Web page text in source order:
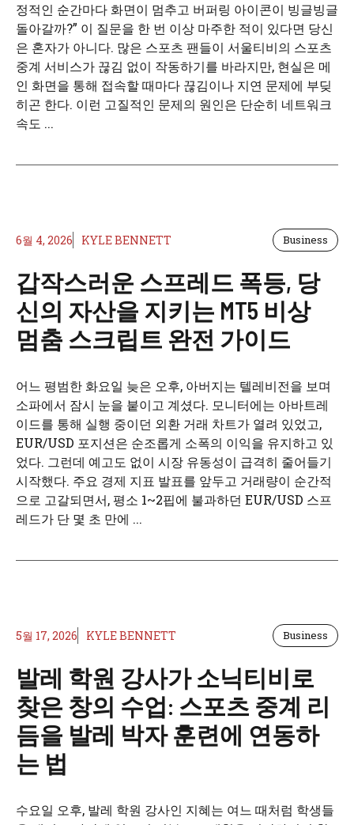
정적인 순간마다 화면이 멈추고 버퍼링 아이콘이 빙글빙글
돌아갈까?” 이 질문을 한 번 이상 마주한 적이 있다면 당신
은 혼자가 아니다. 많은 스포츠 팬들이 서울티비의 스포츠
중계 서비스가 끊김 없이 작동하기를 바라지만, 현실은 메
인 화면을 통해 접속할 때마다 끊김이나 지연 문제에 부딪
히곤 한다. 이런 고질적인 문제의 원인은 단순히 네트워크
속도 ...
6월 4, 2026 KYLE BENNETT Business
갑작스러운 스프레드 폭등, 당
신의 자산을 지키는 MT5 비상
멈춤 스크립트 완전 가이드
어느 평범한 화요일 늦은 오후, 아버지는 텔레비전을 보며
소파에서 잠시 눈을 붙이고 계셨다. 모니터에는 아바트레
이드를 통해 실행 중이던 외환 거래 차트가 열려 있었고,
EUR/USD 포지션은 순조롭게 소폭의 이익을 유지하고 있
었다. 그런데 예고도 없이 시장 유동성이 급격히 줄어들기
시작했다. 주요 경제 지표 발표를 앞두고 거래량이 순간적
으로 고갈되면서, 평소 1~2핍에 불과하던 EUR/USD 스프
레드가 단 몇 초 만에 ...
5월 17, 2026 KYLE BENNETT Business
발레 학원 강사가 소닉티비로
찾은 창의 수업: 스포츠 중계 리
듬을 발레 박자 훈련에 연동하
는 법
수요일 오후, 발레 학원 강사인 지혜는 여느 때처럼 학생들